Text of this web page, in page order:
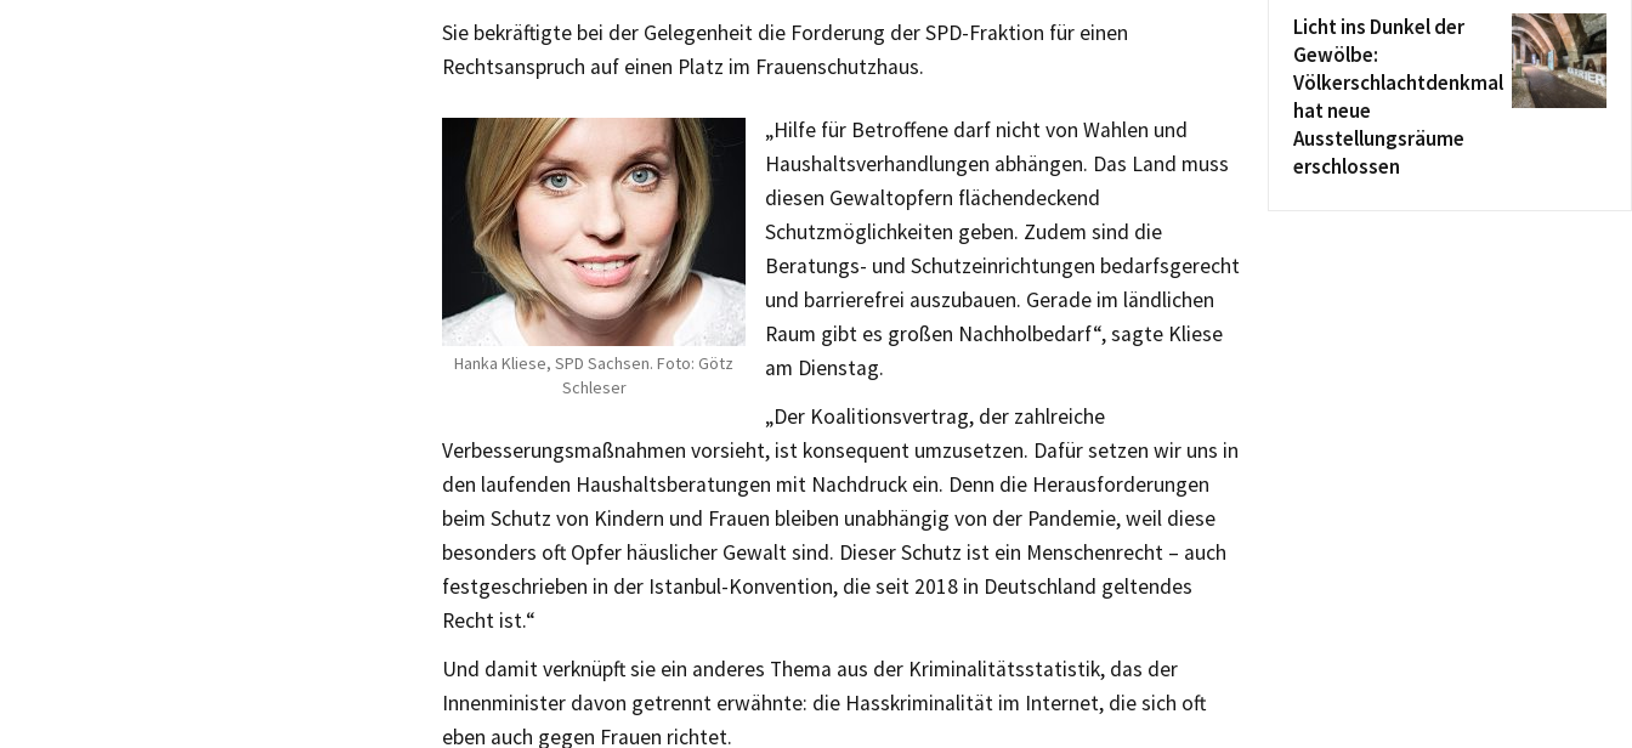
Sie bekräftigte bei der Gelegenheit die Forderung der SPD-Fraktion für einen
Rechtsanspruch auf einen Platz im Frauenschutzhaus.
Hanka Kliese, SPD Sachsen. Foto: Götz
Schleser
„Hilfe für Betroffene darf nicht von Wahlen und
Haushaltsverhandlungen abhängen. Das Land muss
diesen Gewaltopfern flächendeckend
Schutzmöglichkeiten geben. Zudem sind die
Beratungs- und Schutzeinrichtungen bedarfsgerecht
und barrierefrei auszubauen. Gerade im ländlichen
Raum gibt es großen Nachholbedarf“, sagte Kliese
am Dienstag.
„Der Koalitionsvertrag, der zahlreiche
Verbesserungsmaßnahmen vorsieht, ist konsequent umzusetzen. Dafür setzen wir uns in
den laufenden Haushaltsberatungen mit Nachdruck ein. Denn die Herausforderungen
beim Schutz von Kindern und Frauen bleiben unabhängig von der Pandemie, weil diese
besonders oft Opfer häuslicher Gewalt sind. Dieser Schutz ist ein Menschenrecht – auch
festgeschrieben in der Istanbul-Konvention, die seit 2018 in Deutschland geltendes
Recht ist.“
Und damit verknüpft sie ein anderes Thema aus der Kriminalitätsstatistik, das der
Innenminister davon getrennt erwähnte: die Hasskriminalität im Internet, die sich oft
eben auch gegen Frauen richtet.
Licht ins Dunkel der
Gewölbe:
Völkerschlachtdenkmal
hat neue
Ausstellungsräume
erschlossen